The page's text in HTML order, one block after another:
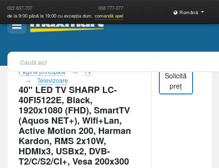
022 837-707 068 777-077
de la 9:00 până la 19:00 cu excepția dum. comandă apel
Română
Pagina principală
TV
Televizoare
40" LED TV SHARP LC-
40FI5122E, Black,
1920x1080 (FHD), SmartTV
(Aquos NET+), Wifi+Lan,
Active Motion 200, Harman
Kardon, RMS 2x10W,
HDMIx3, USBx2, DVB-
T2/C/S2/CI+, Vesa 200x300
Solicită
preț